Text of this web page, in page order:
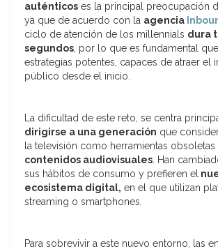
auténticos es la principal preocupación
ya que de acuerdo con la agencia
ciclo de atención de los millennials dura
segundos, por lo que es fundamental
estrategias potentes, capaces de atraer el
público desde el inicio.
La dificultad de este reto, se centra
dirigirse a una generación que
la televisión como herramientas obsoletas
contenidos audiovisuales. Han
sus hábitos de consumo y prefieren el
ecosistema digital, en el que utilizan
streaming o smartphones.
Para sobrevivir a este nuevo entorno, las